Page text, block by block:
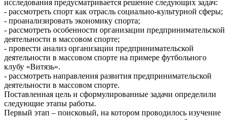
исследования предусматривается решение следующих задач:
- рассмотреть спорт как отрасль социально-культурной сферы;
- проанализировать экономику спорта;
- рассмотреть особенности организации предпринимательской
деятельности в массовом спорте;
- провести анализ организации предпринимательской
деятельности в массовом спорте на примере футбольного
клубу «Витязь».
- рассмотреть направления развития предпринимательской
деятельности в массовом спорте.
Поставленная цель и сформулированные задачи определили
следующие этапы работы.
Первый этап – поисковый, на котором проводилось изучение